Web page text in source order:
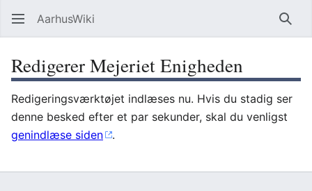
AarhusWiki Søg
Redigerer Mejeriet Enigheden
Redigeringsværktøjet indlæses nu. Hvis du stadig ser
denne besked efter et par sekunder, skal du venligst
genindlæse siden
.